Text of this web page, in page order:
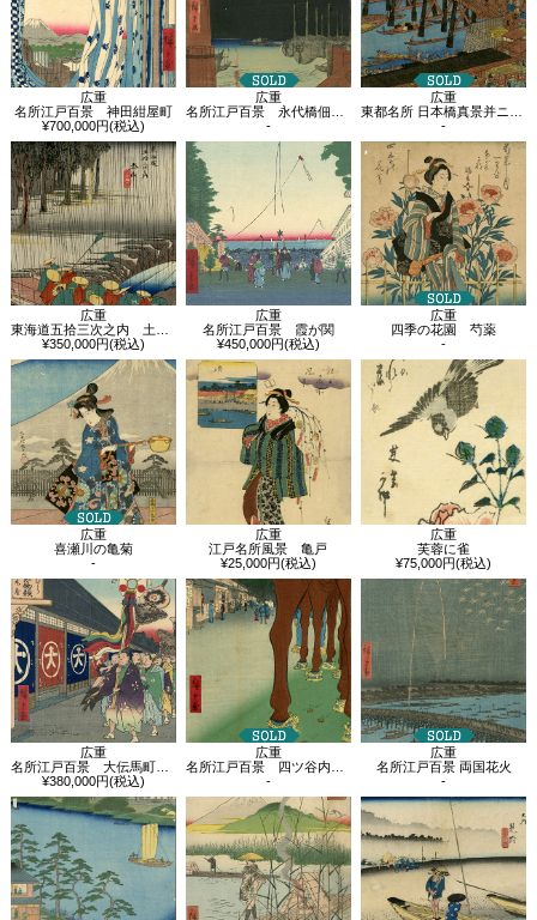
広重
名所江戸百景 神田紺屋町
¥700,000円(税込)
広重
名所江戸百景 永代橋佃しま
-
広重
東都名所 日本橋真景并ニ魚市全図
-
広重
東海道五拾三次之内 土山 春之雨
¥350,000円(税込)
広重
名所江戸百景 霞が関
¥450,000円(税込)
広重
四季の花園 芍薬
-
広重
喜瀬川の亀菊
-
広重
江戸名所風景 亀戸
¥25,000円(税込)
広重
芙蓉に雀
¥75,000円(税込)
広重
名所江戸百景 大伝馬町こふく店
¥380,000円(税込)
広重
名所江戸百景 四ツ谷内藤新宿
-
広重
名所江戸百景 両国花火
-